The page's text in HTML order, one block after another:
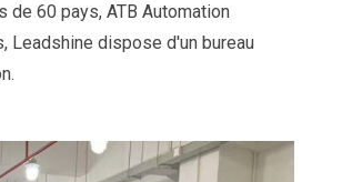
60 pays, ATB Automation
Leadshine dispose d'un bureau